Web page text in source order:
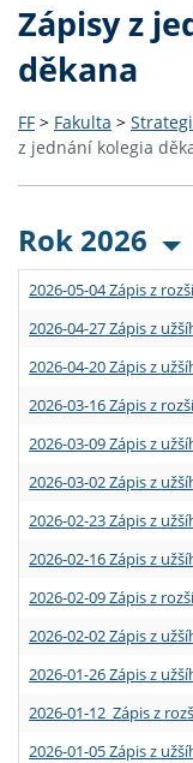
Zápisy z
děkana
FF > Fakulta >
z jednání kolegia
Rok 2026
2026-05-04 Zápis z
2026-04-27 Zápis z
2026-04-20 Zápis z
2026-03-16 Zápis z
2026-03-09 Zápis z
2026-03-02 Zápis z
2026-02-23 Zápis z
2026-02-16 Zápis z
2026-02-09 Zápis z
2026-02-02 Zápis z
2026-01-26 Zápis z
2026-01-12 Zápis z
2026-01-05 Zápis z